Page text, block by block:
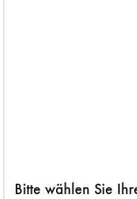
Bitte wählen Sie